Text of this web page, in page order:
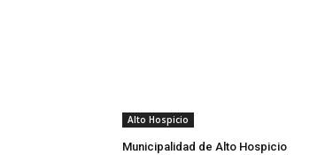
Alto Hospicio
Municipalidad de Alto Hospicio